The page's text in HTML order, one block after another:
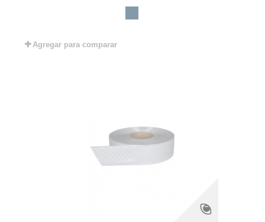
Agregar para comparar